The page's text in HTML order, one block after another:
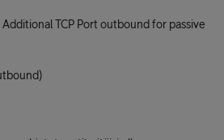
TCP Port outbound for passive